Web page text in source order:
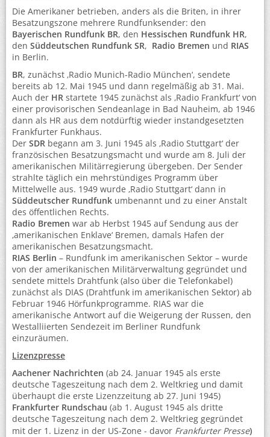
Die Amerikaner betrieben, anders als die Briten, in ihrer
Besatzungszone mehrere Rundfunksender: den
Bayerischen Rundfunk BR, den Hessischen Rundfunk HR,
den Süddeutschen Rundfunk SR, Radio Bremen und RIAS
in Berlin.
BR, zunächst ‚Radio Munich-Radio München‘, sendete
bereits ab 12. Mai 1945 und dann regelmäßig ab 31. Mai.
Auch der HR startete 1945 zunächst als ‚Radio Frankfurt‘ von
einer provisorischen Sendeanlage in Bad Nauheim, ab 1946
dann als HR aus dem notdürftig wieder instandgesetzten
Frankfurter Funkhaus.
Der SDR begann am 3. Juni 1945 als ‚Radio Stuttgart‘ der
französischen Besatzungsmacht und wurde am 8. Juli der
amerikanischen Militärregierung übergeben. Der Sender
strahlte täglich ein mehrstündiges Programm über
Mittelwelle aus. 1949 wurde ‚Radio Stuttgart‘ dann in
Süddeutscher Rundfunk umbenannt und zu einer Anstalt
des öffentlichen Rechts.
Radio Bremen war ab Herbst 1945 auf Sendung aus der
‚amerikanischen Enklave‘ Bremen, damals Hafen der
amerikanischen Besatzungsmacht.
RIAS Berlin – Rundfunk im amerikanischen Sektor – wurde
von der amerikanischen Militärverwaltung gegründet und
sendete mittels Drahtfunk (also über die Telefonkabel)
zunächst als DIAS (Drahtfunk im amerikanischen Sektor) ab
Februar 1946 Hörfunkprogramme. RIAS war die
amerikanische Antwort auf die Weigerung der Russen, den
Westalliierten Sendezeit im Berliner Rundfunk
einzuräumen.
Lizenzpresse
Aachener Nachrichten (ab 24. Januar 1945 als erste
deutsche Tageszeitung nach dem 2. Weltkrieg und damit
überhaupt die erste Lizenzzeitung ab 27. Juni 1945)
Frankfurter Rundschau (ab 1. August 1945 als dritte
deutsche Tageszeitung nach dem 2. Weltkrieg gegründet
mit der 1. Lizenz in der US-Zone - davor Frankfurter Presse)